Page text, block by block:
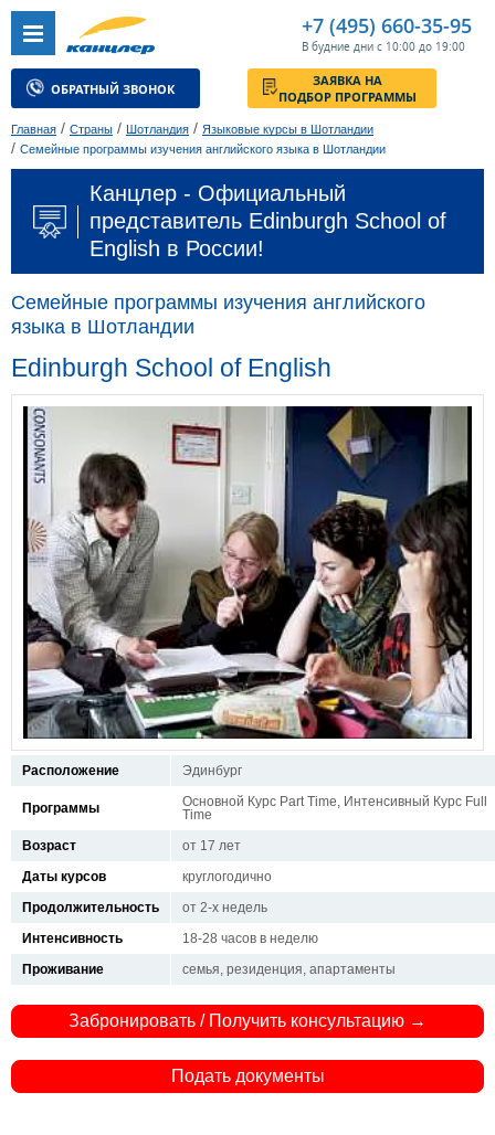
+7 (495) 660-35-95
В будние дни с 10:00 до 19:00
ОБРАТНЫЙ ЗВОНОК
ЗАЯВКА НА
ПОДБОР ПРОГРАММЫ
Главная / Страны / Шотландия / Языковые курсы в Шотландии
/ Семейные программы изучения английского языка в Шотландии
Канцлер - Официальный
представитель Edinburgh School of
English в России!
Семейные программы изучения английского
языка в Шотландии
Edinburgh School of English
Расположение Эдинбург
Программы
Основной Курс Part Time, Интенсивный Курс Full
Time
Возраст
от 17 лет
Даты курсов
круглогодично
Продолжительность
от 2-х недель
Интенсивность
18-28 часов в неделю
Проживание
семья, резиденция, апартаменты
Забронировать / Получить консультацию →
Подать документы